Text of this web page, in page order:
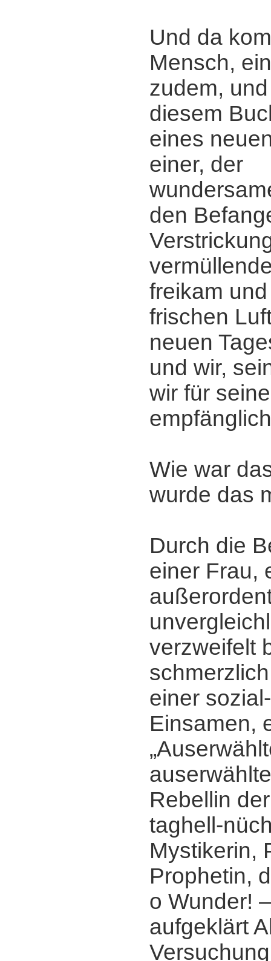
Und da
Mensch,
zudem,
diesem
eines
einer, der
den
freikam
frischen
neuen
und wir,
wir für
Wie war
wurde das
Durch die
einer Frau,
verzweifelt
einer
Einsamen,
Rebellin
taghell-
Mystikerin,
Prophetin,
o Wunder!
aufgeklärt